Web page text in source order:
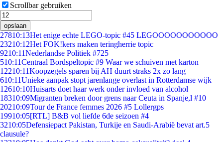
Scrollbar gebruiken
opslaan
27810:13Het enige echte LEGO-topic #45 LEGOOOOOOOOOOO
23210:12Het FOK!kers maken teringherrie topic
9210:11Nederlandse Politiek #725
510:11Centraal Bordspeltopic #9 Waar we schuiven met karton
12210:11Koopzegels sparen bij AH duurt straks 2x zo lang
610:11Unieke aanpak stopt jarenlange overlast in Rotterdamse wijk
12610:10Huisarts doet haar werk onder invloed van alcohol
18310:09Migranten breken door grens naar Ceuta in Spanje,l #10
20210:09Tour de France femmes 2026 #5 Lollergps
19910:05[RTL] B&B vol liefde 6de seizoen #4
3210:05Defensiepact Pakistan, Turkije en Saudi-Arabië bevat art.5
clausule?